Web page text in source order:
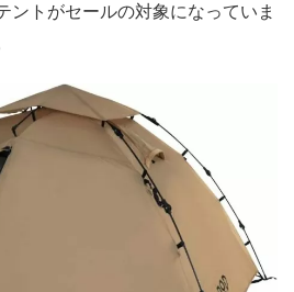
ントがセールの対象になっていま